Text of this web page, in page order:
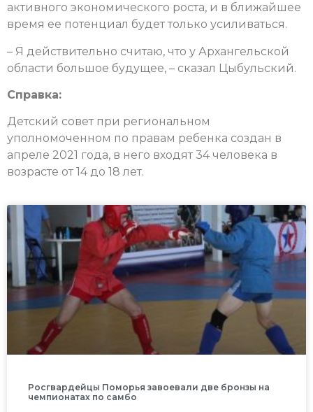
активного экономического роста, и в ближайшее
время ее потенциал будет только усиливаться.
– Я действительно считаю, что у Архангельской
области большое будущее, – сказал Цыбульский.
Справка:
Детский совет при региональном
уполномоченном по правам ребенка создан в
апреле 2021 года, в него входят 34 человека в
возрасте от 14 до 18 лет.
Росгвардейцы Поморья завоевали две бронзы на
чемпионатах по самбо